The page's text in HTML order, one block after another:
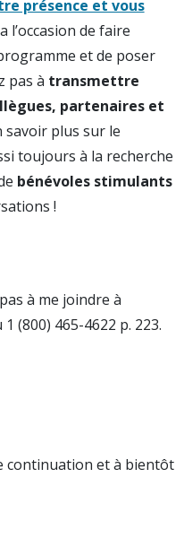
présence et vous
l’occasion de faire
et de poser
pas à transmettre
partenaires et
plus sur le
toujours à la recherche
bénévoles stimulants
!
à me joindre à
(800) 465-4622 p. 223.
continuation et à bientôt